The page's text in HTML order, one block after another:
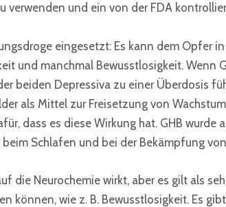
verwenden und ein von der FDA
eingesetzt: Es kann dem Opfer
und manchmal Bewusstlosigkeit. Wenn
beiden Depressiva zu einer Überdosis
als Mittel zur Freisetzung von
dass es diese Wirkung hat. GHB wurde
Schlafen und bei der Bekämpfung
die Neurochemie wirkt, aber es gilt als
können, wie z. B. Bewusstlosigkeit. Es